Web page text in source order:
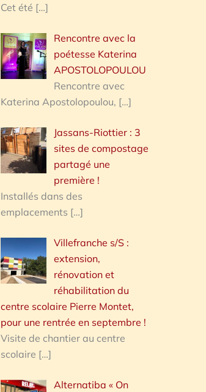
Cet été […]
Rencontre avec la
poétesse Katerina
APOSTOLOPOULOU
Rencontre avec
Katerina Apostolopoulou, […]
Jassans-Riottier : 3
sites de compostage
partagé une
première !
Installés dans des
emplacements […]
Villefranche s/S :
extension,
rénovation et
réhabilitation du
centre scolaire Pierre Montet,
pour une rentrée en septembre !
Visite de chantier au centre
scolaire […]
Alternatiba « On